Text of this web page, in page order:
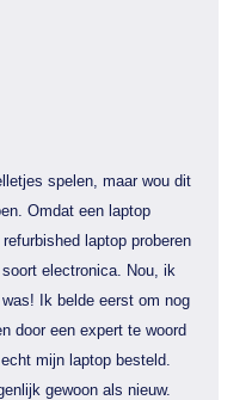
spelen, maar wou dit
Omdat een laptop
laptop proberen
electronica. Nou, ik
Ik belde eerst om nog
door een expert te woord
mijn laptop besteld.
gewoon als nieuw.